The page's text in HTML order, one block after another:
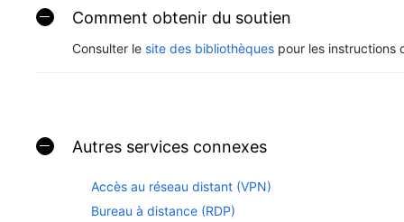
Comment obtenir du soutien
Consulter le site des bibliothèques pour les instructions
Autres services connexes
Accès au réseau distant (VPN)
Bureau à distance (RDP)